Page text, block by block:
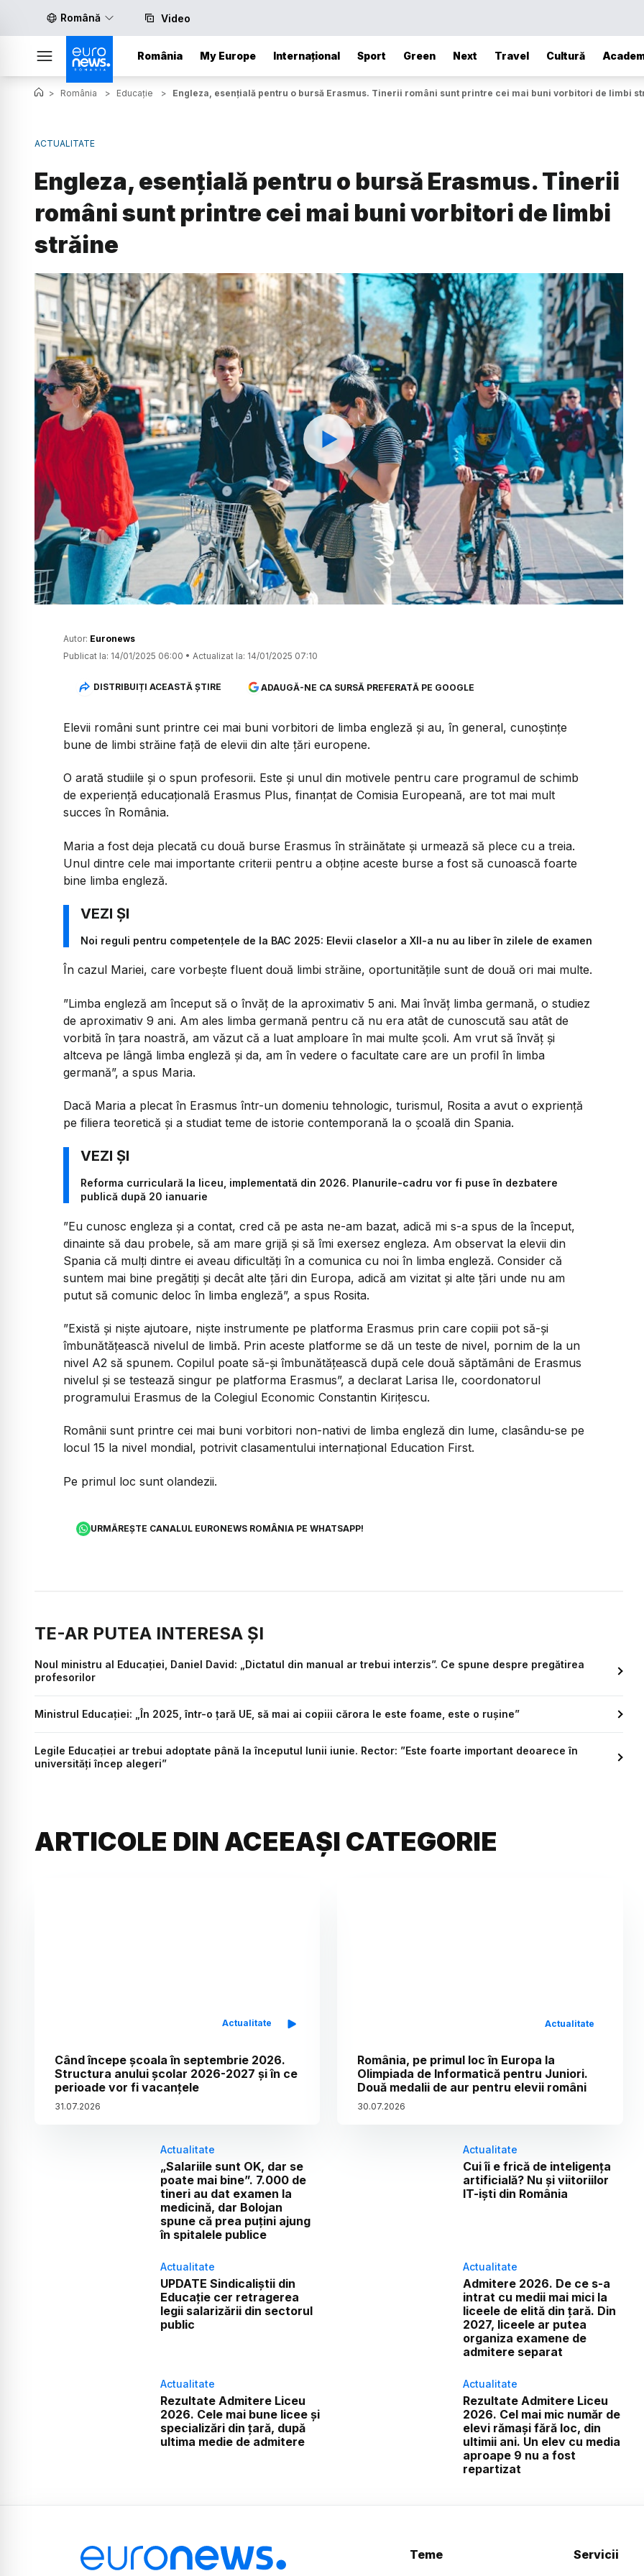
Română Video
România My Europe Internațional Sport Green Next Travel Cultură
> România > Educație > Engleza, esențială pentru o bursă Erasmus. Tinerii români sunt printre cei mai buni vorbitori de limbi
ACTUALITATE
Engleza, esențială pentru o bursă Erasmus. Tinerii
români sunt printre cei mai buni vorbitori de limbi
străine
Watch
Autor: Euronews
Publicat la: 14/01/2025 06:00 • Actualizat la: 14/01/2025 07:10
DISTRIBUIȚI ACEASTĂ ȘTIRE ADAUGĂ-NE CA SURSĂ PREFERATĂ PE GOOGLE
Elevii români sunt printre cei mai buni vorbitori de limba engleză și au, în general, cunoștințe
bune de limbi străine față de elevii din alte țări europene.
O arată studiile și o spun profesorii. Este și unul din motivele pentru care programul de schimb
de experiență educațională Erasmus Plus, finanțat de Comisia Europeană, are tot mai mult
succes în România.
Maria a fost deja plecată cu două burse Erasmus în străinătate și urmează să plece cu a treia.
Unul dintre cele mai importante criterii pentru a obține aceste burse a fost să cunoască foarte
bine limba engleză.
Noi reguli pentru competențele de la BAC 2025: Elevii claselor a XII-a nu au liber în zilele de examen
În cazul Mariei, care vorbește fluent două limbi străine, oportunitățile sunt de două ori mai multe.
”Limba engleză am început să o învăț de la aproximativ 5 ani. Mai învăț limba germană, o studiez
de aproximativ 9 ani. Am ales limba germană pentru că nu era atât de cunoscută sau atât de
vorbită în țara noastră, am văzut că a luat amploare în mai multe școli. Am vrut să învăț și
altceva pe lângă limba engleză și da, am în vedere o facultate care are un profil în limba
germană”, a spus Maria.
Dacă Maria a plecat în Erasmus într-un domeniu tehnologic, turismul, Rosita a avut o expriență
pe filiera teoretică și a studiat teme de istorie contemporană la o școală din Spania.
Reforma curriculară la liceu, implementată din 2026. Planurile-cadru vor fi puse în dezbatere
publică după 20 ianuarie
”Eu cunosc engleza și a contat, cred că pe asta ne-am bazat, adică mi s-a spus de la început,
dinainte să dau probele, să am mare grijă și să îmi exersez engleza. Am observat la elevii din
Spania că mulți dintre ei aveau dificultăți în a comunica cu noi în limba engleză. Consider că
suntem mai bine pregătiți și decât alte țări din Europa, adică am vizitat și alte țări unde nu am
putut să comunic deloc în limba engleză”, a spus Rosita.
”Există și niște ajutoare, niște instrumente pe platforma Erasmus prin care copiii pot să-și
îmbunătățească nivelul de limbă. Prin aceste platforme se dă un teste de nivel, pornim de la un
nivel A2 să spunem. Copilul poate să-și îmbunătățească după cele două săptămâni de Erasmus
nivelul și se testează singur pe platforma Erasmus”, a declarat Larisa Ile, coordonatorul
programului Erasmus de la Colegiul Economic Constantin Kirițescu.
Românii sunt printre cei mai buni vorbitori non-nativi de limba engleză din lume, clasându-se pe
locul 15 la nivel mondial, potrivit clasamentului internațional Education First.
Pe primul loc sunt olandezii.
URMĂREȘTE CANALUL EURONEWS ROMÂNIA PE WHATSAPP!
TE-AR PUTEA INTERESA ȘI
Noul ministru al Educației, Daniel David: „Dictatul din manual ar trebui interzis”. Ce spune despre pregătirea
profesorilor
Ministrul Educației: „În 2025, într-o țară UE, să mai ai copiii cărora le este foame, este o rușine”
Legile Educației ar trebui adoptate până la începutul lunii iunie. Rector: ”Este foarte important deoarece în
universități încep alegeri”
ARTICOLE DIN ACEEAȘI CATEGORIE
Actualitate
Când începe școala în septembrie 2026.
Structura anului școlar 2026-2027 și în ce
perioade vor fi vacanțele
31.07.2026
Actualitate
România, pe primul loc în Europa la
Olimpiada de Informatică pentru Juniori.
Două medalii de aur pentru elevii români
30.07.2026
Actualitate
„Salariile sunt OK, dar se
poate mai bine”. 7.000 de
tineri au dat examen la
medicină, dar Bolojan
spune că prea puțini ajung
în spitalele publice
Actualitate
Cui îi e frică de inteligența
artificială? Nu și viitoriilor
IT-iști din România
Actualitate
UPDATE Sindicaliștii din
Educație cer retragerea
legii salarizării din sectorul
public
Actualitate
Admitere 2026. De ce s-a
intrat cu medii mai mici la
liceele de elită din țară. Din
2027, liceele ar putea
organiza examene de
admitere separat
Actualitate
Rezultate Admitere Liceu
2026. Cele mai bune licee și
specializări din țară, după
ultima medie de admitere
Actualitate
Rezultate Admitere Liceu
2026. Cel mai mic număr de
elevi rămași fără loc, din
ultimii ani. Un elev cu media
aproape 9 nu a fost
repartizat
Teme Servicii